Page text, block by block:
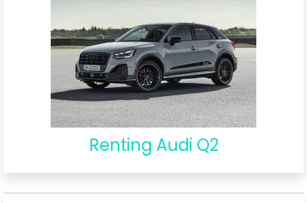
Renting Audi Q2